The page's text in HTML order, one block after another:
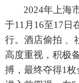
2024年上海
于11 月 16至17日
行。酒店偷拍 、
高度重视，积极
搏，最终夺得1枚